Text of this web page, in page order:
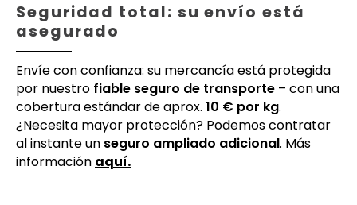
Seguridad total: su envío está
asegurado
Envíe con confianza: su mercancía está protegida
por nuestro fiable seguro de transporte – con una
cobertura estándar de aprox. 10 € por kg.
¿Necesita mayor protección? Podemos contratar
al instante un seguro ampliado adicional. Más
información aquí.